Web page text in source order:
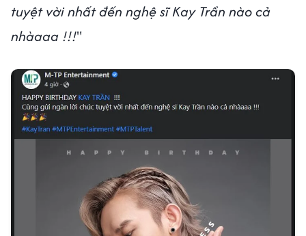
tuyệt vời nhất đến nghệ sĩ Kay Trần nào cả
nhàaaa !!!"